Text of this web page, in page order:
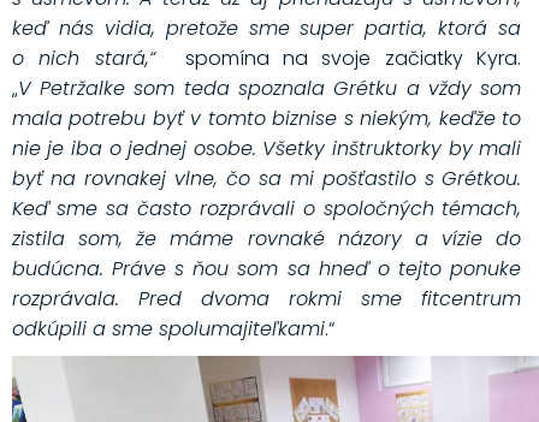
keď nás vidia, pretože sme super partia, ktorá sa
o nich stará,“
spomína na svoje začiatky Kyra.
„V Petržalke som teda spoznala Grétku a vždy som
mala potrebu byť v tomto biznise s niekým, keďže to
nie je iba o jednej osobe. Všetky inštruktorky by mali
byť na rovnakej vlne, čo sa mi pošťastilo s Grétkou.
Keď sme sa často rozprávali o spoločných témach,
zistila som, že máme rovnaké názory a vízie do
budúcna. Práve s ňou som sa hneď o tejto ponuke
rozprávala. Pred dvoma rokmi sme fitcentrum
odkúpili a sme spolumajiteľkami.“